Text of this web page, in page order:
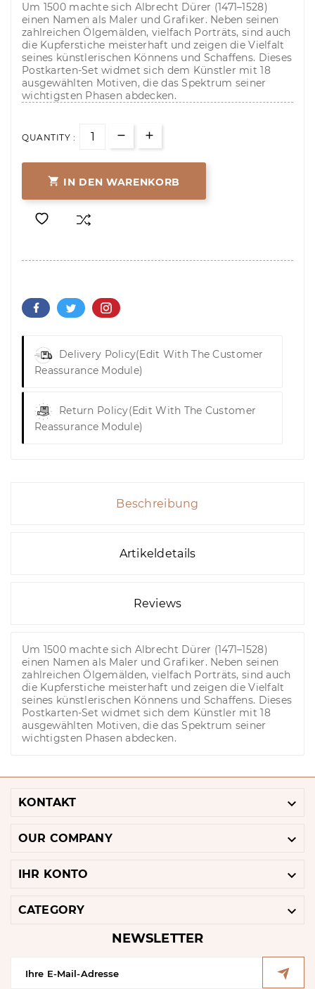
Um 1500 machte sich Albrecht Dürer (1471–1528)
einen Namen als Maler und Grafiker. Neben seinen
zahlreichen Ölgemälden, vielfach Porträts, sind auch
die Kupferstiche meisterhaft und zeigen die Vielfalt
seines künstlerischen Könnens und Schaffens. Dieses
Postkarten-Set widmet sich dem Künstler mit 18
ausgewählten Motiven, die das Spektrum seiner
wichtigsten Phasen abdecken.
QUANTITY :
 IN DEN WARENKORB
Delivery Policy(edit With The Customer
Reassurance Module)
Return Policy(edit With The Customer
Reassurance Module)
Beschreibung
Artikeldetails
Reviews
Um 1500 machte sich Albrecht Dürer (1471–1528)
einen Namen als Maler und Grafiker. Neben seinen
zahlreichen Ölgemälden, vielfach Porträts, sind auch
die Kupferstiche meisterhaft und zeigen die Vielfalt
seines künstlerischen Könnens und Schaffens. Dieses
Postkarten-Set widmet sich dem Künstler mit 18
ausgewählten Motiven, die das Spektrum seiner
wichtigsten Phasen abdecken.
KONTAKT 
OUR COMPANY 
IHR KONTO 
CATEGORY 
NEWSLETTER